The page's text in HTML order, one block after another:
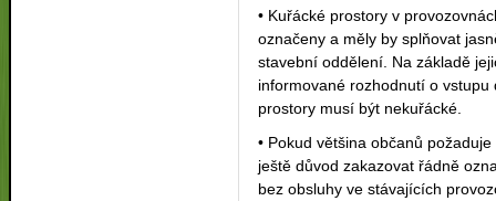
• Kuřácké prostory v
označeny a měly by splňovat
stavební oddělení. Na základě
informované rozhodnutí o
prostory musí být nekuřácké.
• Pokud většina občanů
ještě důvod zakazovat řádně
bez obsluhy ve stávajících